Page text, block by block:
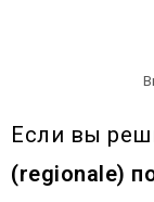
Если вы
(regionale)